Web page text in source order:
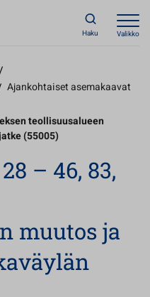
Haku Valikko
Ajankohtaiset asemakaavat
teollisuusalueen
(55005)
– 46, 83,
muutos ja